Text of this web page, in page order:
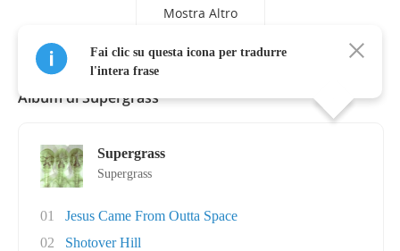
Mostra Altro
Fai clic su questa icona per tradurre
l'intera frase
Album di Supergrass
Supergrass
Supergrass
01
Jesus Came From Outta Space
02
Shotover Hill